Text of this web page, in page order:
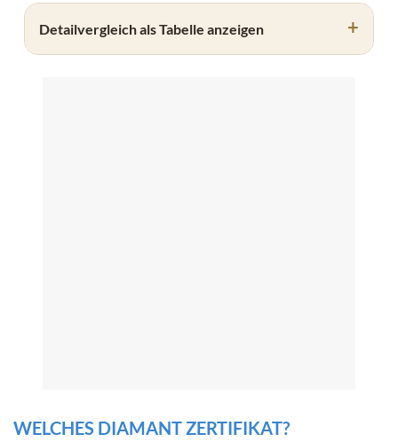
Detailvergleich als Tabelle anzeigen
WELCHES DIAMANT ZERTIFIKAT?